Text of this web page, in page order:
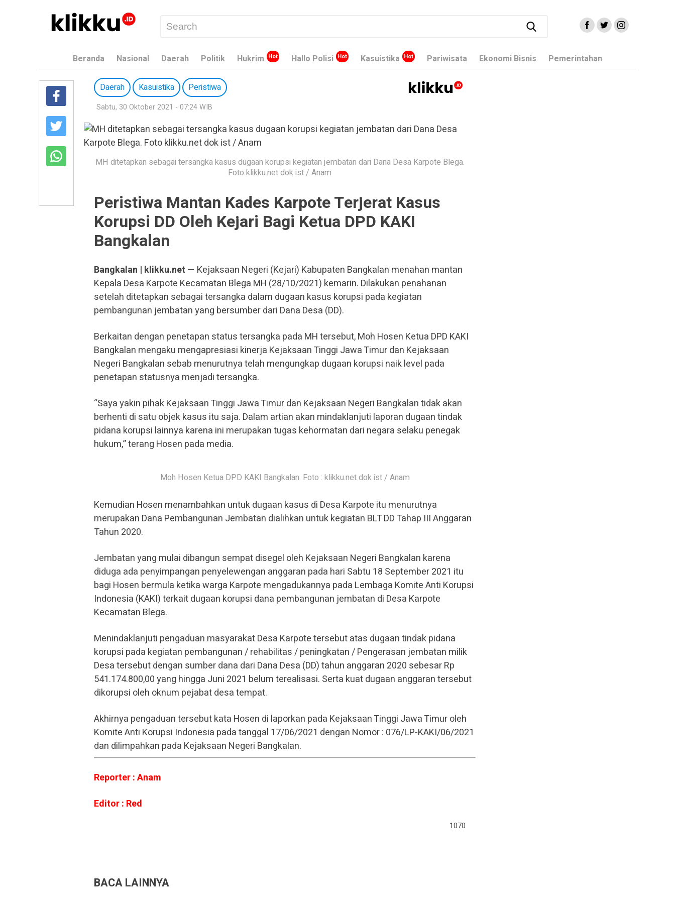
Beranda Nasional Daerah Politik Hukrim Hallo Polisi Kasuistika Pariwisata Ekonomi Bisnis Pemerintahan
Daerah Kasuistika Peristiwa
Sabtu, 30 Oktober 2021 - 07:24 WIB
MH ditetapkan sebagai tersangka kasus dugaan korupsi kegiatan jembatan dari Dana Desa Karpote Blega.
Foto klikku.net dok ist / Anam
Peristiwa Mantan Kades Karpote Terjerat Kasus
Korupsi DD Oleh Kejari Bagi Ketua DPD KAKI
Bangkalan
Bangkalan | klikku.net — Kejaksaan Negeri (Kejari) Kabupaten Bangkalan menahan mantan
Kepala Desa Karpote Kecamatan Blega MH (28/10/2021) kemarin. Dilakukan penahanan
setelah ditetapkan sebagai tersangka dalam dugaan kasus korupsi pada kegiatan
pembangunan jembatan yang bersumber dari Dana Desa (DD).
Berkaitan dengan penetapan status tersangka pada MH tersebut, Moh Hosen Ketua DPD KAKI
Bangkalan mengaku mengapresiasi kinerja Kejaksaan Tinggi Jawa Timur dan Kejaksaan
Negeri Bangkalan sebab menurutnya telah mengungkap dugaan korupsi naik level pada
penetapan statusnya menjadi tersangka.
“Saya yakin pihak Kejaksaan Tinggi Jawa Timur dan Kejaksaan Negeri Bangkalan tidak akan
berhenti di satu objek kasus itu saja. Dalam artian akan mindaklanjuti laporan dugaan tindak
pidana korupsi lainnya karena ini merupakan tugas kehormatan dari negara selaku penegak
hukum,” terang Hosen pada media.
Moh Hosen Ketua DPD KAKI Bangkalan. Foto : klikku.net dok ist / Anam
Kemudian Hosen menambahkan untuk dugaan kasus di Desa Karpote itu menurutnya
merupakan Dana Pembangunan Jembatan dialihkan untuk kegiatan BLT DD Tahap III Anggaran
Tahun 2020.
Jembatan yang mulai dibangun sempat disegel oleh Kejaksaan Negeri Bangkalan karena
diduga ada penyimpangan penyelewengan anggaran pada hari Sabtu 18 September 2021 itu
bagi Hosen bermula ketika warga Karpote mengadukannya pada Lembaga Komite Anti Korupsi
Indonesia (KAKI) terkait dugaan korupsi dana pembangunan jembatan di Desa Karpote
Kecamatan Blega.
Menindaklanjuti pengaduan masyarakat Desa Karpote tersebut atas dugaan tindak pidana
korupsi pada kegiatan pembangunan / rehabilitas / peningkatan / Pengerasan jembatan milik
Desa tersebut dengan sumber dana dari Dana Desa (DD) tahun anggaran 2020 sebesar Rp
541.174.800,00 yang hingga Juni 2021 belum terealisasi. Serta kuat dugaan anggaran tersebut
dikorupsi oleh oknum pejabat desa tempat.
Akhirnya pengaduan tersebut kata Hosen di laporkan pada Kejaksaan Tinggi Jawa Timur oleh
Komite Anti Korupsi Indonesia pada tanggal 17/06/2021 dengan Nomor : 076/LP-KAKI/06/2021
dan dilimpahkan pada Kejaksaan Negeri Bangkalan.
Reporter : Anam
Editor : Red
1070
BACA LAINNYA